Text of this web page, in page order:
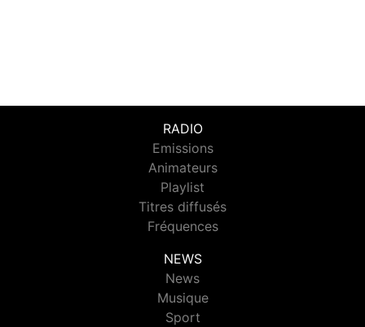
RADIO
Emissions
Animateurs
Playlist
Titres diffusés
Fréquences
NEWS
News
Musique
Sport